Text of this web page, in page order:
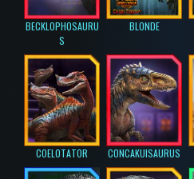
BECKLOPHOSAURU
S
BLONDE
COELOTATOR CONCAKUISAURUS